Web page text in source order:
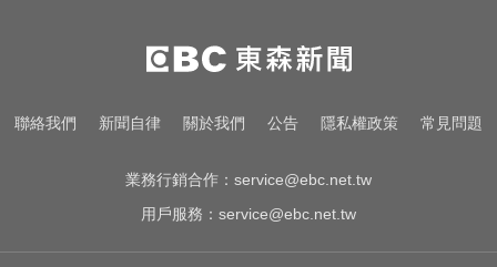
14年豪門婚變！48歲小刀證實離婚
台玻千金：還是家人
NBA／灰熊前鋒克拉克死因出爐 法
聯絡我們 新聞自律 關於我們 公告 隱私權政策 常見問題
業務行銷合作： service@ebc.net.tw
用戶服務： service@ebc.net.tw